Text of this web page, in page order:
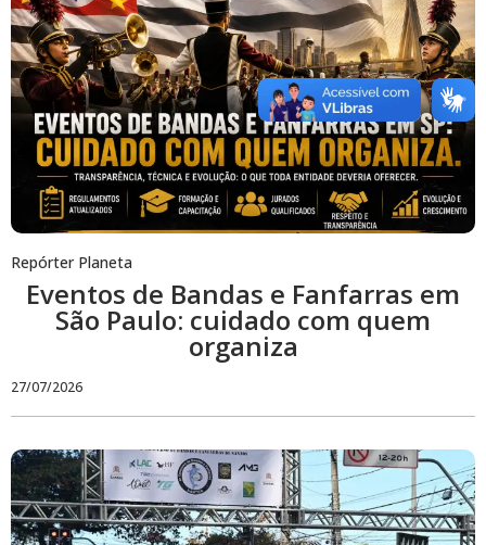
Repórter Planeta
Eventos de Bandas e Fanfarras em
São Paulo: cuidado com quem
organiza
27/07/2026